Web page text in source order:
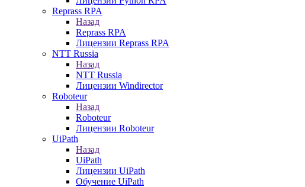
Reprass RPA
Назад
Reprass RPA
Лицензии Reprass RPA
NTT Russia
Назад
NTT Russia
Лицензии Windirector
Roboteur
Назад
Roboteur
Лицензии Roboteur
UiPath
Назад
UiPath
Лицензии UiPath
Обучение UiPath